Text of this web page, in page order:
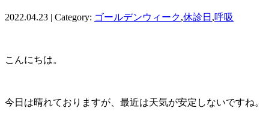
2022.04.23 | Category: ゴールデンウィーク,休診日 ,呼吸
こんにちは。
今日は晴れておりますが、最近は天気が安定しないですね。